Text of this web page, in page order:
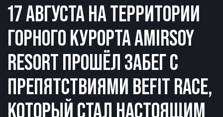
17 АВГУСТА НА ТЕРРИТОРИИ
ГОРНОГО КУРОРТА AMIRSOY
RESORT ПРОШЁЛ ЗАБЕГ С
ПРЕПЯТСТВИЯМИ BEFIT RACE,
КОТОРЫЙ СТАЛ НАСТОЯЩИМ